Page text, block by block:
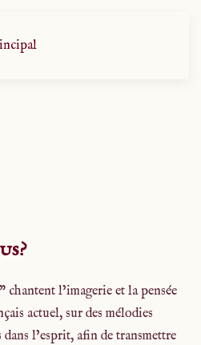
chantent l’imagerie et la pensée
actuel, sur des mélodies
dans l’esprit, afin de transmettre